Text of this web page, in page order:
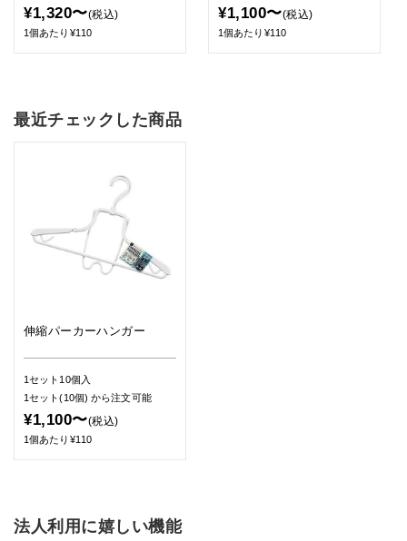
¥1,320〜(税込)
1個あたり¥110
¥1,100〜(税込)
1個あたり¥110
最近チェックした商品
伸縮パーカーハンガー
1セット10個入
1セット(10個)から注文可能
¥1,100〜(税込)
1個あたり¥110
法人利用に嬉しい機能